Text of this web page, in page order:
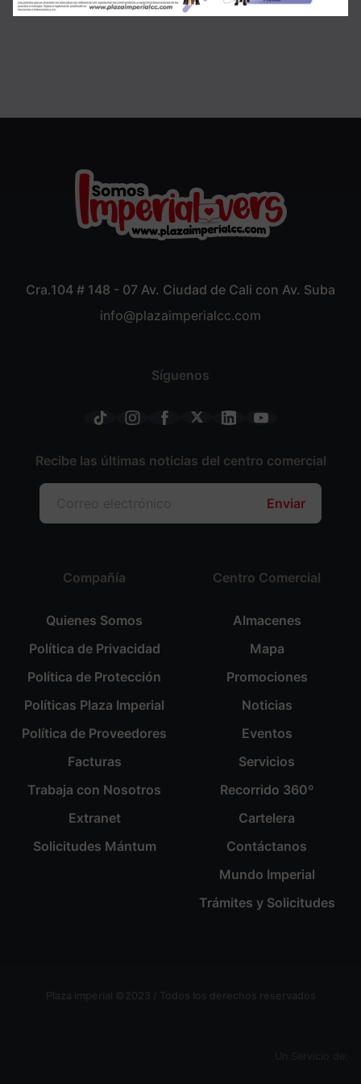
Cra.104 # 148 - 07 Av. Ciudad de Cali con Av. Suba
info@plazaimperialcc.com
Compañía
Quienes Somos
Política de Privacidad
Política de Protección
Políticas Plaza Imperial
Política de Proveedores
Facturas
Trabaja con Nosotros
Extranet
Solicitudes Mántum
Centro Comercial
Almacenes
Mapa
Promociones
Noticias
Eventos
Servicios
Recorrido 360º
Cartelera
Contáctanos
Mundo Imperial
Trámites y Solicitudes
Síguenos
Recibe las últimas noticias del centro comercial
Enviar
Plaza imperial ©2023 / Todos los derechos reservados
Un Servicio de: